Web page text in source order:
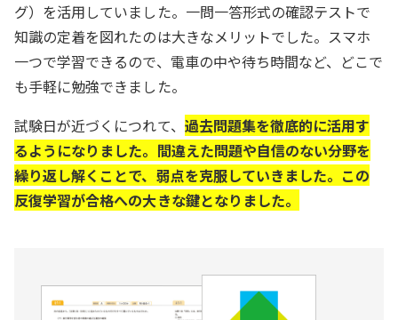
グ）を活用していました。一問一答形式の確認テストで
知識の定着を図れたのは大きなメリットでした。スマホ
一つで学習できるので、電車の中や待ち時間など、どこで
も手軽に勉強できました。
試験日が近づくにつれて、 過去問題集を徹底的に活用す
るようになりました。間違えた問題や自信のない分野を
繰り返し解くことで、弱点を克服していきました。この
反復学習が合格への大きな鍵となりました。